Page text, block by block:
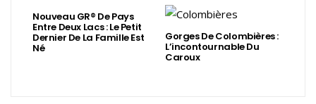
Nouveau GR® De Pays
Entre Deux Lacs : Le Petit
Dernier De La Famille Est
Né
Gorges De Colombières :
L’incontournable Du
Caroux